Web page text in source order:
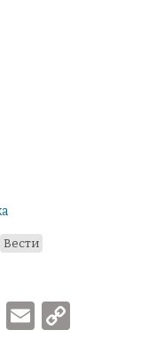
Вести
W E